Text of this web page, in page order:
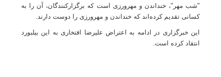
"شب مهر"، خنداندن و مهرورزی است که برگزارکنندگان، آن را به
کسانی تقدیم کرده‌اند که خنداندن و مهرورزی را دوست دارند
این خبرگزاری در ادامه به اعتراض علیرضا افتخاری به این بیلبورد
انتقاد کرده است